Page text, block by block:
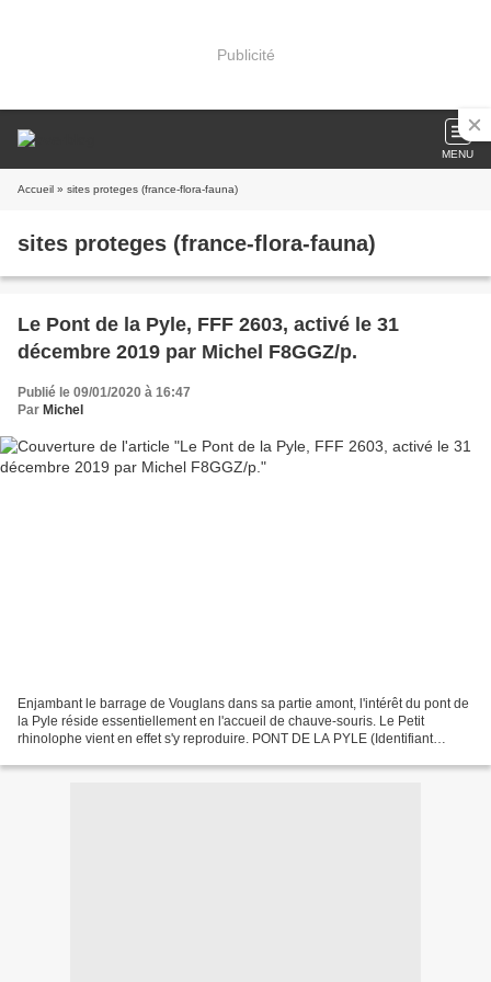
Publicité
MENU
Accueil » sites proteges (france-flora-fauna)
sites proteges (france-flora-fauna)
Le Pont de la Pyle, FFF 2603, activé le 31
décembre 2019 par Michel F8GGZ/p.
Publié le 09/01/2020 à 16:47
Par Michel
Enjambant le barrage de Vouglans dans sa partie amont, l'intérêt du pont de
la Pyle réside essentiellement en l'accueil de chauve-souris. Le Petit
rhinolophe vient en effet s'y reproduire. PONT DE LA PYLE (Identifiant